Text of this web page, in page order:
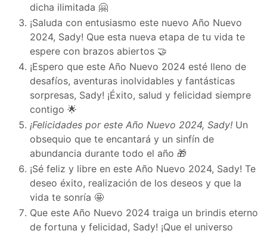
dicha ilimitada 🤗
¡Saluda con entusiasmo este nuevo Año Nuevo
2024, Sady! Que esta nueva etapa de tu vida te
espere con brazos abiertos 🤝
¡Espero que este Año Nuevo 2024 esté lleno de
desafíos, aventuras inolvidables y fantásticas
sorpresas, Sady! ¡Éxito, salud y felicidad siempre
contigo 🌟
¡Felicidades por este Año Nuevo 2024, Sady! Un
obsequio que te encantará y un sinfín de
abundancia durante todo el año 🎁
¡Sé feliz y libre en este Año Nuevo 2024, Sady! Te
deseo éxito, realización de los deseos y que la
vida te sonría 🤩
Que este Año Nuevo 2024 traiga un brindis eterno
de fortuna y felicidad, Sady! ¡Que el universo